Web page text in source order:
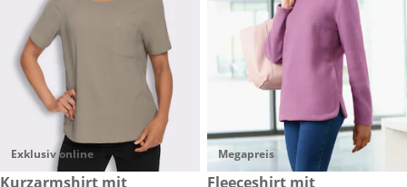
Exklusiv online
CHF 35.-
Kurzarmshirt mit
Megapreis
CHF 25.-
Fleeceshirt mit